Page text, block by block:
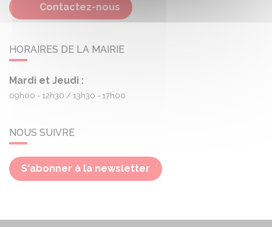
Contactez-nous
HORAIRES DE LA MAIRIE
Mardi et Jeudi :
09h00 - 12h30 13h30 - 17h00
NOUS SUIVRE
S'abonner à la newsletter